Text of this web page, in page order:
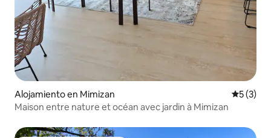
Alojamiento en Mimizan
5 (3)
Maison entre nature et océan avec jardin à Mimizan